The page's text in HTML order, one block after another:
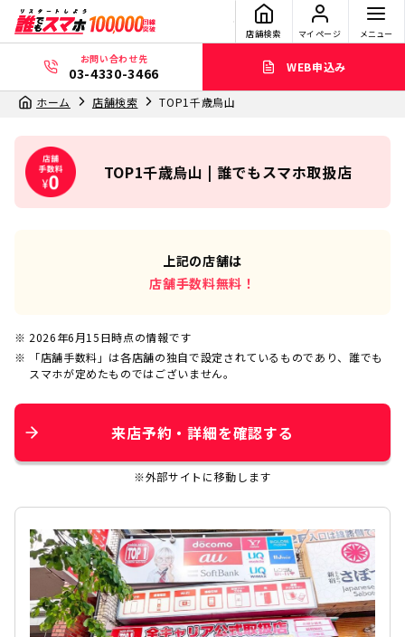
店舗検索 マイページ メニュー
お問い合わせ先
03-4330-3466 WEB申込み
ホーム 店舗検索 TOP1千歳烏山
TOP1千歳烏山 | 誰でもスマホ取扱店
上記の店舗は
店舗手数料無料！
2026年6月15日時点の情報です
「店舗手数料」は各店舗の独自で設定されているものであり、誰でも
スマホが定めたものではございません。
来店予約・詳細を確認する
※外部サイトに移動します